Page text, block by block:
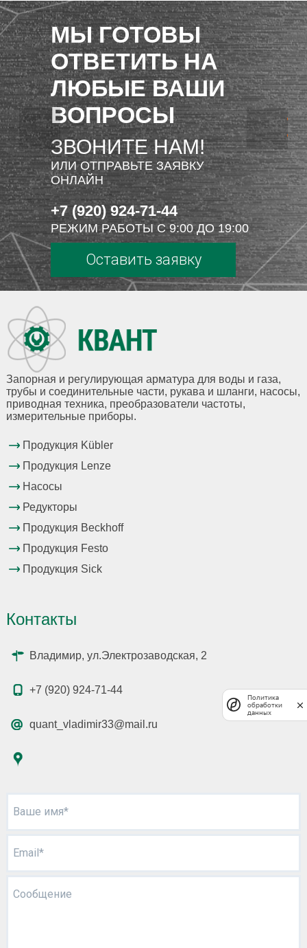
МЫ ГОТОВЫ
ОТВЕТИТЬ НА
ЛЮБЫЕ ВАШИ
ВОПРОСЫ
ЗВОНИТЕ НАМ!
ИЛИ ОТПРАВЬТЕ ЗАЯВКУ
ОНЛАЙН
+7 (920) 924-71-44
РЕЖИМ РАБОТЫ С 9:00 ДО 19:00
Оставить заявку
Запорная и регулирующая арматура для воды и газа,
трубы и соединительные части, рукава и шланги, насосы,
приводная техника, преобразователи частоты,
измерительные приборы.
Продукция Kübler
Продукция Lenze
Насосы
Редукторы
Продукция Beckhoff
Продукция Festo
Продукция Sick
Контакты
Владимир, ул.Электрозаводская, 2
+7 (920) 924-71-44
quant_vladimir33@mail.ru
Ваше имя*
Email*
Сообщение
Политика
обработки
данных